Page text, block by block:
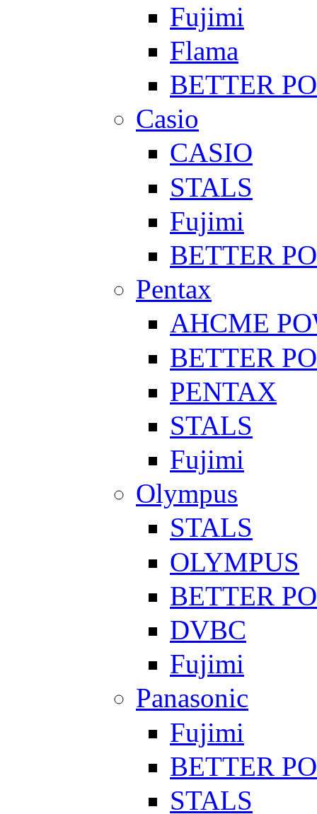
Fujimi
Flama
BETTER
Casio
CASIO
STALS
Fujimi
BETTER
Pentax
AHCME
BETTER
PENTAX
STALS
Fujimi
Olympus
STALS
OLYMPUS
BETTER
DVBC
Fujimi
Panasonic
Fujimi
BETTER
STALS